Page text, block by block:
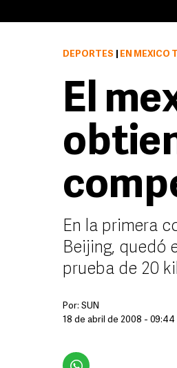
DEPORTES EN MÉXICO
El
En la primera
Beijing, quedó
prueba de 20
Por: SUN
18 de abril de 2008 - 09:44